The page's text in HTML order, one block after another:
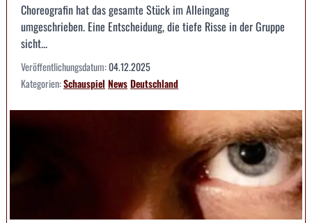
Choreografin hat das gesamte Stück im Alleingang
umgeschrieben. Eine Entscheidung, die tiefe Risse in der Gruppe
sicht...
Veröffentlichungsdatum:04.12.2025
Kategorien:Schauspiel NewsDeutschland